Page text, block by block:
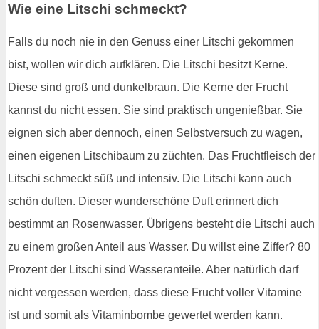
Wie eine Litschi schmeckt?
Falls du noch nie in den Genuss einer Litschi gekommen
bist, wollen wir dich aufklären. Die Litschi besitzt Kerne.
Diese sind groß und dunkelbraun. Die Kerne der Frucht
kannst du nicht essen. Sie sind praktisch ungenießbar. Sie
eignen sich aber dennoch, einen Selbstversuch zu wagen,
einen eigenen Litschibaum zu züchten. Das Fruchtfleisch der
Litschi schmeckt süß und intensiv. Die Litschi kann auch
schön duften. Dieser wunderschöne Duft erinnert dich
bestimmt an Rosenwasser. Übrigens besteht die Litschi auch
zu einem großen Anteil aus Wasser. Du willst eine Ziffer? 80
Prozent der Litschi sind Wasseranteile. Aber natürlich darf
nicht vergessen werden, dass diese Frucht voller Vitamine
ist und somit als Vitaminbombe gewertet werden kann.